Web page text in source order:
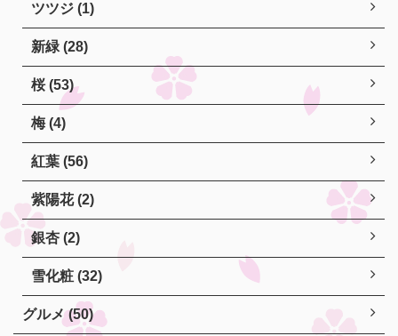
ツツジ (1)
新緑 (28)
桜 (53)
梅 (4)
紅葉 (56)
紫陽花 (2)
銀杏 (2)
雪化粧 (32)
グルメ (50)